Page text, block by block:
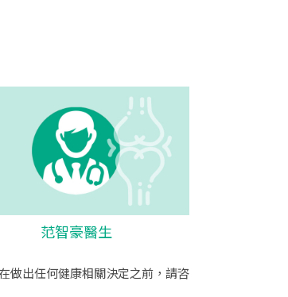
范智豪醫生
做出任何健康相關決定之前，請咨